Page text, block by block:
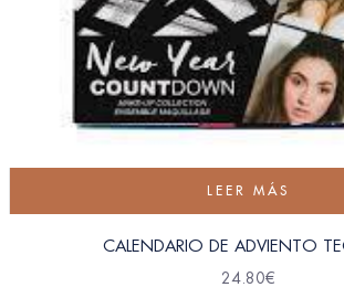
LEER MÁS
CALENDARIO DE ADVIENTO
24.80€